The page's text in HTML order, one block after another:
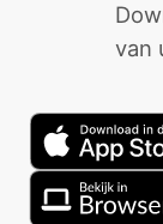
van